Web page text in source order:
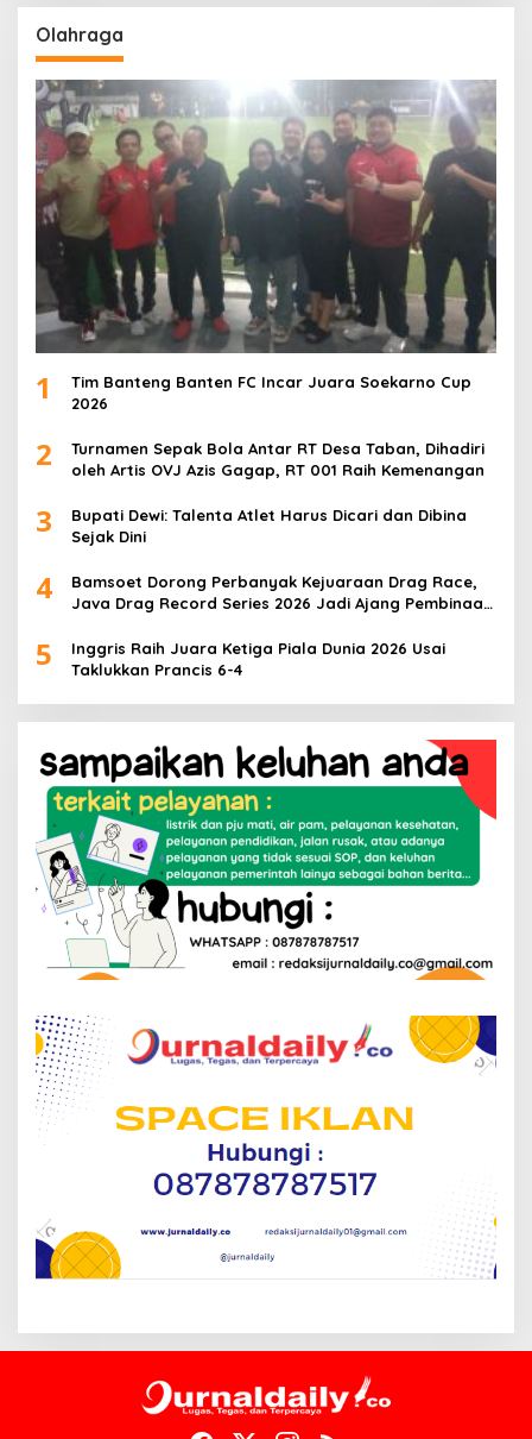
Olahraga
1
Tim Banteng Banten FC Incar Juara Soekarno Cup
2026
2
Turnamen Sepak Bola Antar RT Desa Taban, Dihadiri
oleh Artis OVJ Azis Gagap, RT 001 Raih Kemenangan
3
Bupati Dewi: Talenta Atlet Harus Dicari dan Dibina
Sejak Dini
4
Bamsoet Dorong Perbanyak Kejuaraan Drag Race,
Java Drag Record Series 2026 Jadi Ajang Pembinaan
5
Inggris Raih Juara Ketiga Piala Dunia 2026 Usai
Taklukkan Prancis 6-4